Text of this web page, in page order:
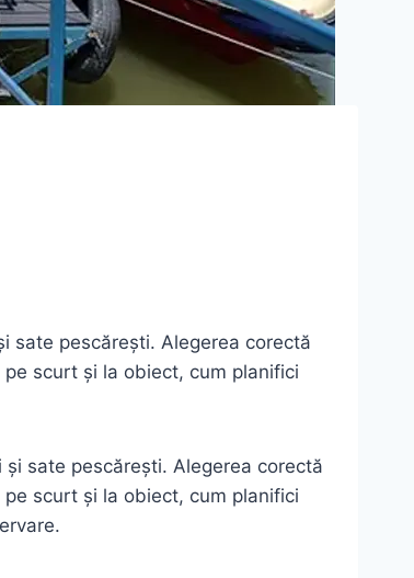
sate pescărești. Alegerea corectă
scurt și la obiect, cum planifici
sate pescărești. Alegerea corectă
scurt și la obiect, cum planifici